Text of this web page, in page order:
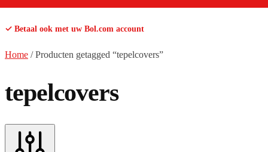
✓ Betaal ook met uw Bol.com account
Home /Producten getagged “tepelcovers”
tepelcovers